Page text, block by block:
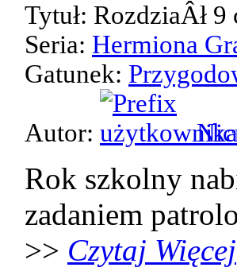
Tytuł: RozdziaÂł
Seria: Hermiona
Gatunek:
Autor:
Rok szkolny
zadaniem
>> Czytaj Więcej